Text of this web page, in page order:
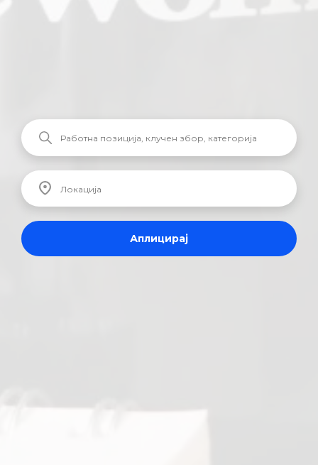
Аплицирај